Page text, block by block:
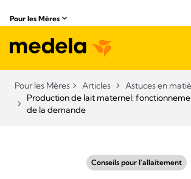
Pour les Mères
Pour les Mères Articles
Astuces en
Production de lait maternel:
de la demande
Conseils pour l'allaitement